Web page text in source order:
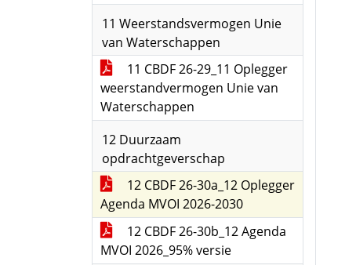
11 Weerstandsvermogen Unie
van Waterschappen
11 CBDF 26-29_11 Oplegger
weerstandvermogen Unie van
Waterschappen
12 Duurzaam
opdrachtgeverschap
12 CBDF 26-30a_12 Oplegger
Agenda MVOI 2026-2030
12 CBDF 26-30b_12 Agenda
MVOI 2026_95% versie